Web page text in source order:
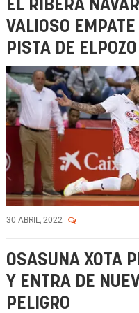
EL RIBERA
VALIOSO
PISTA DE ELPOZO
30 ABRIL, 2022
OSASUNA XOTA
Y ENTRA DE
PELIGRO